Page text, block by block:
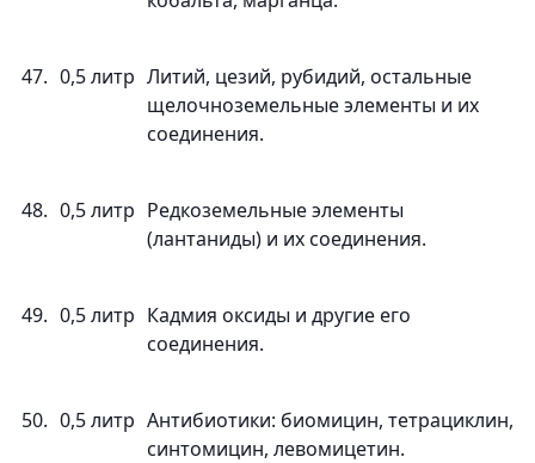
47. 0,5 литр Литий, цезий, рубидий, остальные
щелочноземельные элементы и их
соединения.
48. 0,5 литр Редкоземельные элементы
(лантаниды) и их соединения.
49. 0,5 литр Кадмия оксиды и другие его
соединения.
50. 0,5 литр Антибиотики: биомицин, тетрациклин,
синтомицин, левомицетин.